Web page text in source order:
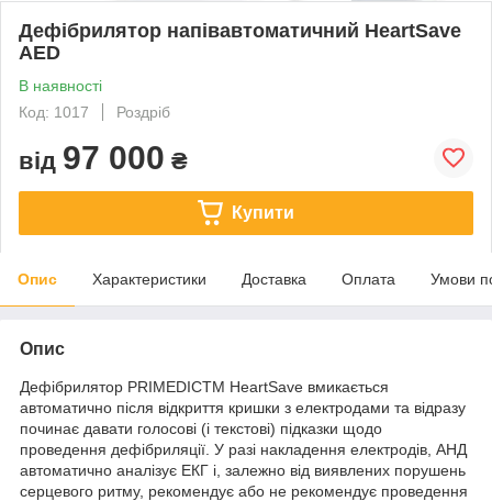
Дефібрилятор напівавтоматичний HeartSave
AED
В наявності
Код: 1017
Роздріб
від 97 000 ₴
Купити
Опис Характеристики Доставка Оплата Умови
Опис
Дефібрилятор PRIMEDICTM HeartSave вмикається
автоматично після відкриття кришки з електродами та відразу
починає давати голосові (і текстові) підказки щодо
проведення дефібриляції. У разі накладення електродів, АНД
автоматично аналізує ЕКГ і, залежно від виявлених порушень
серцевого ритму, рекомендує або не рекомендує проведення